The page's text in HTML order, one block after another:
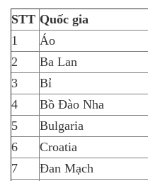
STT Quốc gia
1
Áo
2
Ba Lan
3
Bỉ
4
Bồ Đào Nha
5
Bulgaria
6
Croatia
7
Đan Mạch